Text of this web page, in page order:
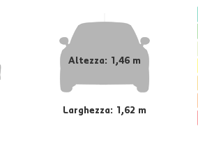
Altezza: 1,46 m
Larghezza: 1,62 m